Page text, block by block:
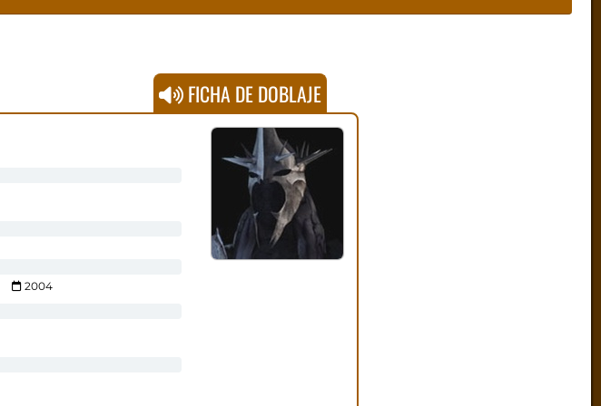
FICHA DE DOBLAJE
2004